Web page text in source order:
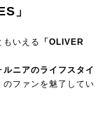
」
もいえる
「OLIVER
ルニアのライフスタイ
ファンを魅了してい